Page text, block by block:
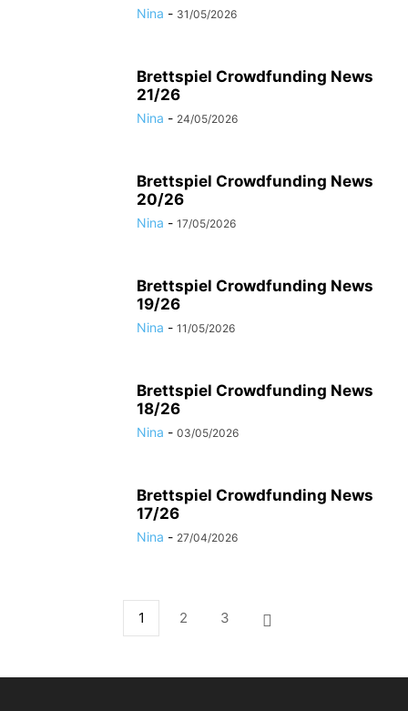
Nina - 31/05/2026
Brettspiel Crowdfunding News
21/26
Nina - 24/05/2026
Brettspiel Crowdfunding News
20/26
Nina - 17/05/2026
Brettspiel Crowdfunding News
19/26
Nina - 11/05/2026
Brettspiel Crowdfunding News
18/26
Nina - 03/05/2026
Brettspiel Crowdfunding News
17/26
Nina - 27/04/2026
1 2 3